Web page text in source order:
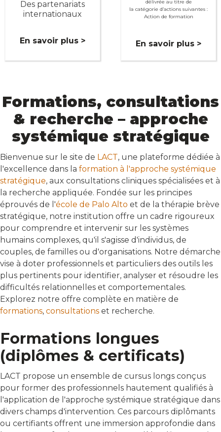
Des partenariats
internationaux
En savoir plus >
délivrée au titre de
la catégorie d’actions suivantes :
Action de formation
En savoir plus >
Formations, consultations
& recherche – approche
systémique stratégique
Bienvenue sur le site de LACT, une plateforme dédiée à
l'excellence dans la formation à l'approche systémique
stratégique, aux consultations cliniques spécialisées et à
la recherche appliquée. Fondée sur les principes
éprouvés de l'école de Palo Alto et de la thérapie brève
stratégique, notre institution offre un cadre rigoureux
pour comprendre et intervenir sur les systèmes
humains complexes, qu'il s'agisse d'individus, de
couples, de familles ou d'organisations. Notre démarche
vise à doter professionnels et particuliers des outils les
plus pertinents pour identifier, analyser et résoudre les
difficultés relationnelles et comportementales.
Explorez notre offre complète en matière de
formations, consultations et recherche.
Formations longues
(diplômes & certificats)
LACT propose un ensemble de cursus longs conçus
pour former des professionnels hautement qualifiés à
l'application de l'approche systémique stratégique dans
divers champs d'intervention. Ces parcours diplômants
ou certifiants offrent une immersion approfondie dans